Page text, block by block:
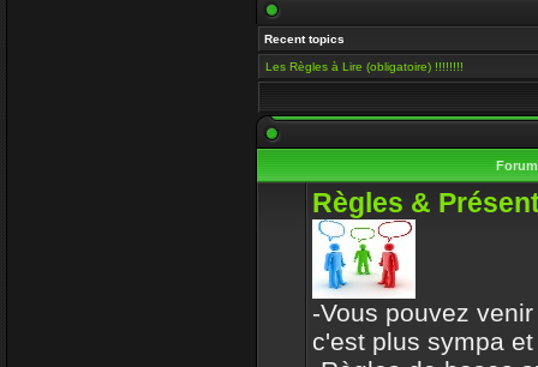
Salut Venusia, oui je
histoire de conserver
15 Mai 2019 00:13
Il y a encore quelqu'un
VénusiaBis
10 Mai 2019 11:53
Merci frérot d'avoir,
ans
mastercoach
31 Déc 2017 10:32
Recent topics
Les Règles à Lire (obligatoire) !!!!!!!!
Règles &
-Vous pouvez
c'est plus sympa